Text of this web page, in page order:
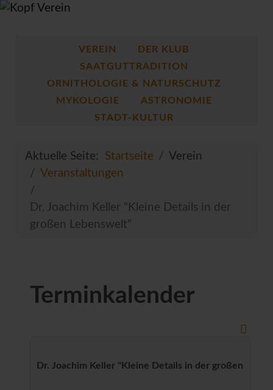
VEREIN
DER KLUB
SAATGUTTRADITION
ORNITHOLOGIE & NATURSCHUTZ
MYKOLOGIE
ASTRONOMIE
STADT-KULTUR
Aktuelle Seite: Startseite
Verein
Veranstaltungen
Dr. Joachim Keller "Kleine Details in der
großen Lebenswelt"
Terminkalender
Dr. Joachim Keller "Kleine Details in der großen